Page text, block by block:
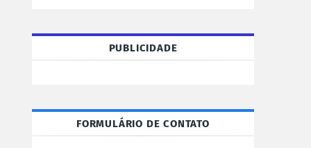
PUBLICIDADE
FORMULÁRIO DE CONTATO